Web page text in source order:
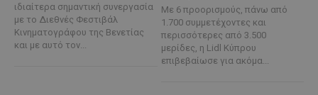
ιδιαίτερα σημαντική συνεργασία
με το Διεθνές Φεστιβάλ
Κινηματογράφου της Βενετίας
και με αυτό τον...
Με 6 προορισμούς, πάνω από
1.700 συμμετέχοντες και
περισσότερες από 3.500
μερίδες, η Lidl Κύπρου
επιβεβαίωσε για ακόμα...